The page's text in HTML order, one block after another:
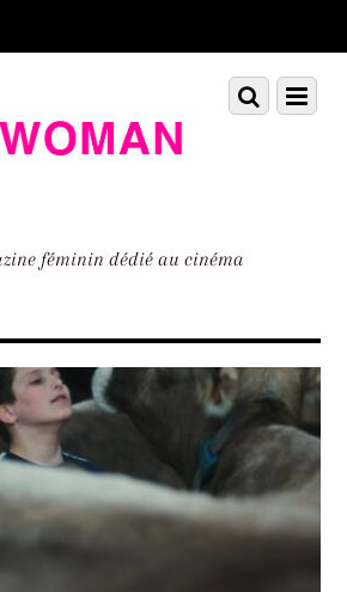
féminin dédié au cinéma
Menu
Scroll
down